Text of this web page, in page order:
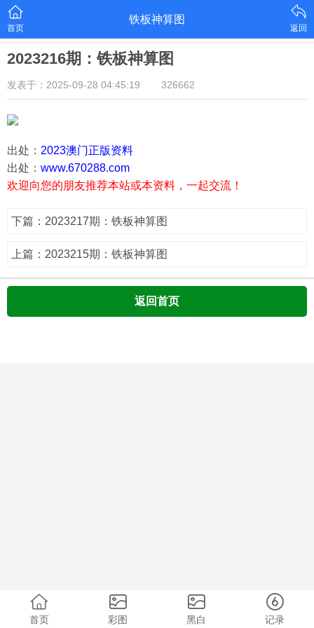
首页
铁板神算图
返回
2023216期：铁板神算图
发表于：2025-09-28 04:45:19 326662
出处： 2023澳门正版资料
出处： www.670288.com
欢迎向您的朋友推荐本站或本资料，一起交流！
下篇：2023217期：铁板神算图
上篇：2023215期：铁板神算图
返回首页
首页 彩图 黑白 记录